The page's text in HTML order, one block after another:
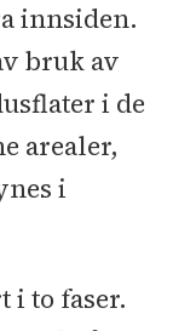
innsiden.
bruk av
i de
arealer,
i
i to faser.